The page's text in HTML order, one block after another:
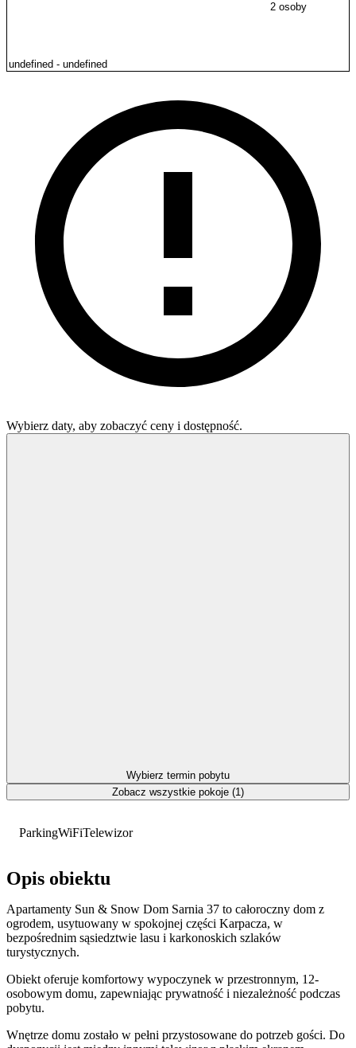
ParkingWiFiTelewizor
Opis obiektu
Apartamenty Sun & Snow Dom Sarnia 37 to całoroczny dom z
ogrodem, usytuowany w spokojnej części Karpacza, w
bezpośrednim sąsiedztwie lasu i karkonoskich szlaków
turystycznych.
Obiekt oferuje komfortowy wypoczynek w przestronnym, 12-
osobowym domu, zapewniając prywatność i niezależność podczas
pobytu.
Wnętrze domu zostało w pełni przystosowane do potrzeb gości. Do
2 osoby
Wybierz daty, aby zobaczyć ceny i dostępność.
Wybierz termin pobytu
Zobacz wszystkie pokoje (1)